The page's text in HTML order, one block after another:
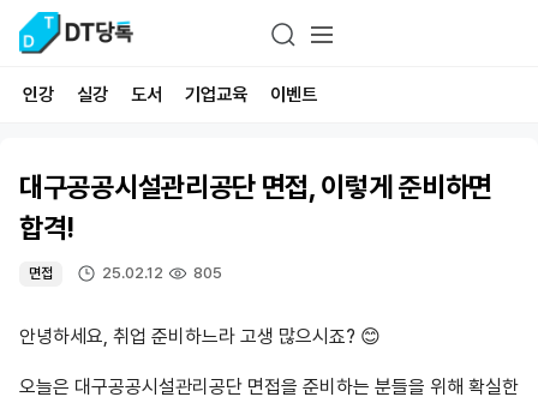
인강 실강 도서 기업교육 이벤트
대구공공시설관리공단 면접, 이렇게 준비하면
합격!
면접 25.02.12 805
안녕하세요, 취업 준비하느라 고생 많으시죠? 😊
오늘은 대구공공시설관리공단 면접을 준비하는 분들을 위해 확실한